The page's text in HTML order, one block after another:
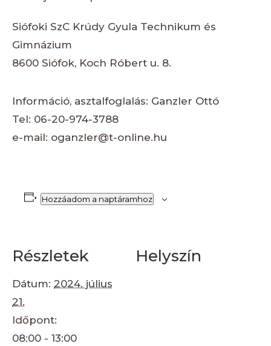
Siófoki SzC Krúdy Gyula Technikum és
Gimnázium
8600 Siófok, Koch Róbert u. 8.
Információ, asztalfoglalás: Ganzler Ottó
Tel: 06-20-974-3788
e-mail: oganzler@t-online.hu
Hozzáadom a naptáramhoz
Részletek
Dátum: 2024. július
21.
Időpont:
08:00 - 13:00
Helyszín